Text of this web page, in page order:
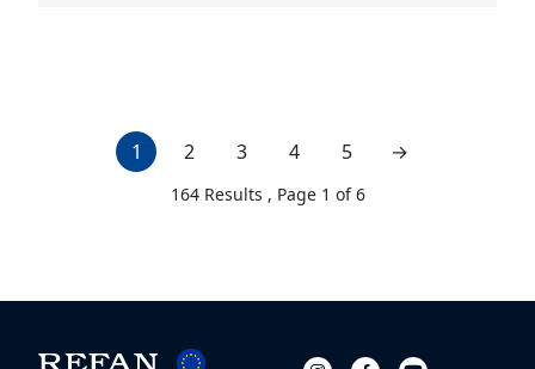
1 2 3 4 5 next page
→
164Results , Page 1 of6